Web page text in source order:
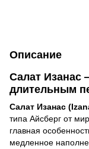
Описание
Салат Изанас
длительным
Салат Изанас
типа Айсберг от
главная
медленное